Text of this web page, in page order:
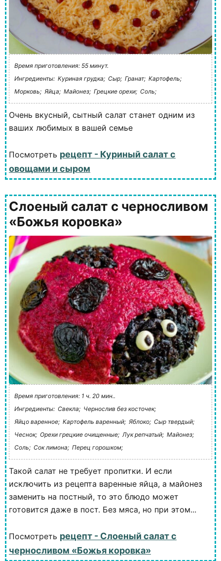
Время приготовления: 55 минут.
Ингредиенты: Куриная грудка; Сыр; Гранат; Картофель;
Морковь; Яйца; Майонез; Грецкие орехи; Соль;
Очень вкусный, сытный салат станет одним из
ваших любимых в вашей семье
Посмотреть рецепт - Куриный салат с
овощами и сыром
Слоеный салат с черносливом
«Божья коровка»
Время приготовления: 1 ч. 20 мин..
Ингредиенты: Свекла; Чернослив без косточек;
Яйцо варенное; Картофель варенный; Яблоко; Сыр твердый;
Чеснок; Орехи грецкие очищенные; Лук репчатый; Майонез;
Соль; Сок лимона; Перец горошком;
Такой салат не требует пропитки. И если
исключить из рецепта варенные яйца, а майонез
заменить на постный, то это блюдо может
готовится даже в пост. Без мяса, но при этом...
Посмотреть рецепт - Слоеный салат с
черносливом «Божья коровка»